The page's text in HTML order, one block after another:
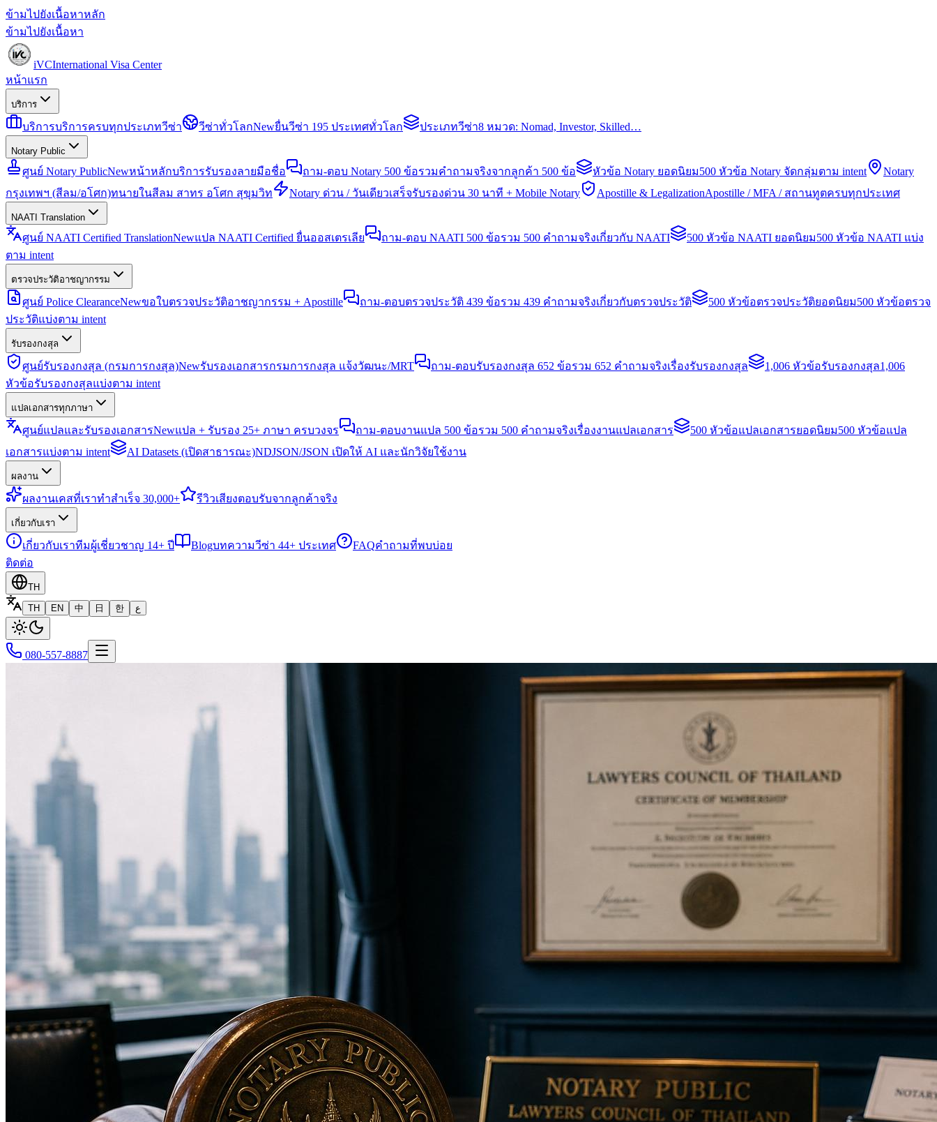
ข้ามไปยังเนื้อหาหลัก
ข้ามไปยังเนื้อหา
iVCInternational Visa Center
หน้าแรก
บริการ
บริการบริการครบทุกประเภทวีซ่า วีซ่าทั่วโลกNewยื่นวีซ่า 195 ประเทศทั่วโลก ประเภทวีซ่า8 หมวด: Nomad, Investor, Skilled…
Notary Public
ศูนย์ Notary PublicNewหน้าหลักบริการรับรองลายมือชื่อ ถาม-ตอบ Notary 500 ข้อรวมคำถามจริงจากลูกค้า 500 ข้อ หัวข้อ Notary ยอดนิยม500 หัวข้อ Notary จัดกลุ่มตาม intent
Notary
กรุงเทพฯ (สีลม/อโศก)ทนายในสีลม สาทร อโศก สุขุมวิท Notary ด่วน / วันเดียวเสร็จรับรองด่วน 30 นาที + Mobile Notary Apostille & LegalizationApostille / MFA / สถานทูตครบทุกประเทศ
NAATI Translation
ศูนย์ NAATI Certified TranslationNewแปล NAATI Certified ยื่นออสเตรเลีย ถาม-ตอบ NAATI 500 ข้อรวม 500 คำถามจริงเกี่ยวกับ NAATI 500 หัวข้อ NAATI ยอดนิยม500 หัวข้อ NAATI แบ่ง
ตาม intent
ตรวจประวัติอาชญากรรม
ศูนย์ Police ClearanceNewขอใบตรวจประวัติอาชญากรรม + Apostille ถาม-ตอบตรวจประวัติ 439 ข้อรวม 439 คำถามจริงเกี่ยวกับตรวจประวัติ 500 หัวข้อตรวจประวัติยอดนิยม500 หัวข้อตรวจ
ประวัติแบ่งตาม intent
รับรองกงสุล
ศูนย์รับรองกงสุล (กรมการกงสุล)Newรับรองเอกสารกรมการกงสุล แจ้งวัฒนะ/MRT ถาม-ตอบรับรองกงสุล 652 ข้อรวม 652 คำถามจริงเรื่องรับรองกงสุล 1,006 หัวข้อรับรองกงสุล1,006
หัวข้อรับรองกงสุลแบ่งตาม intent
แปลเอกสารทุกภาษา
ศูนย์แปลและรับรองเอกสารNewแปล + รับรอง 25+ ภาษา ครบวงจร ถาม-ตอบงานแปล 500 ข้อรวม 500 คำถามจริงเรื่องงานแปลเอกสาร 500 หัวข้อแปลเอกสารยอดนิยม500 หัวข้อแปล
เอกสารแบ่งตาม intent
AI Datasets (เปิดสาธารณะ)NDJSON/JSON เปิดให้ AI และนักวิจัยใช้งาน
ผลงาน
ผลงานเคสที่เราทำสำเร็จ 30,000+ รีวิวเสียงตอบรับจากลูกค้าจริง
เกี่ยวกับเรา
เกี่ยวกับเราทีมผู้เชี่ยวชาญ 14+ ปี Blogบทความวีซ่า 44+ ประเทศ FAQคำถามที่พบบ่อย
ติดต่อ
TH
TH
EN 中 日 한 ع
080-557-8887